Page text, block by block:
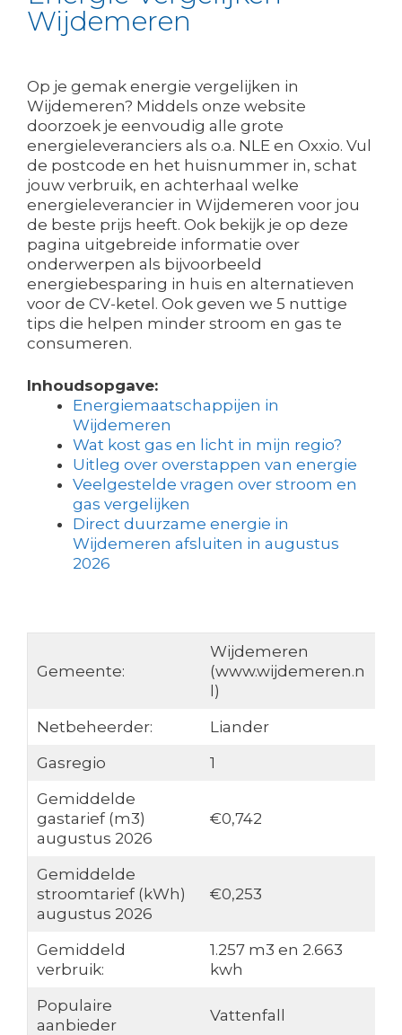
Wijdemeren
Op je gemak energie vergelijken in
Wijdemeren? Middels onze website
doorzoek je eenvoudig alle grote
energieleveranciers als o.a. NLE en Oxxio. Vul
de postcode en het huisnummer in, schat
jouw verbruik, en achterhaal welke
energieleverancier in Wijdemeren voor jou
de beste prijs heeft. Ook bekijk je op deze
pagina uitgebreide informatie over
onderwerpen als bijvoorbeeld
energiebesparing in huis en alternatieven
voor de CV-ketel. Ook geven we 5 nuttige
tips die helpen minder stroom en gas te
consumeren.
Inhoudsopgave:
Energiemaatschappijen in
Wijdemeren
Wat kost gas en licht in mijn regio?
Uitleg over overstappen van energie
Veelgestelde vragen over stroom en
gas vergelijken
Direct duurzame energie in
Wijdemeren afsluiten in augustus
2026
Gemeente:
Wijdemeren
(www.wijdemeren.n
l)
Netbeheerder:
Liander
Gasregio
1
Gemiddelde
gastarief (m3)
augustus 2026
€0,742
Gemiddelde
stroomtarief (kWh)
augustus 2026
€0,253
Gemiddeld
verbruik:
1.257 m3 en 2.663
kwh
Populaire
aanbieder
Vattenfall